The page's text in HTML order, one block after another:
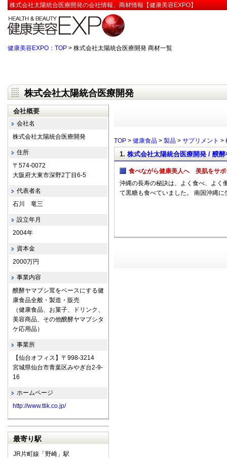
株式会社太陽統合医療開発の会社情報、商材情報【健康美容EXPO】
健康美容EXPO：TOP > 株式会社太陽統合医療開発 商材一覧
株式会社太陽統合医療開発
TOP > 健康食品 > 製品 > サプリメント >
1. 株式会社太陽統合医療開発 / 醗
食べながら健康美人へ 美肌をサポ
沖縄の長寿の秘訣は、よく食べ、よく
て黒糖も食べていました。 南国沖縄に
会社概要
会社名
株式会社太陽統合医療開発
住所
〒574-0072
大阪府大東市深野2丁目6-5
代表者名
石川 竜三
設立年月
2004年
資本金
2000万円
事業内容
醗酵ヤマブシ茸をベースにする健
康食品全般・製造・販売
（健康食品、お菓子、ドリンク、
美容商品、その他醗酵ヤマブシタ
ケ応用品）
事業所
【仙台オフィス】〒998-3214
宮城県仙台市青葉区みやぎ台2-9-
16
ホームページ
http://www.ttik.co.jp/
最寄り駅
JR片町線「野崎」駅